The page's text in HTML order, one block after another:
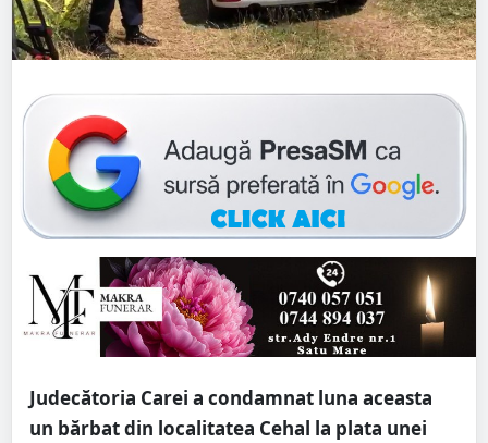
Judecătoria Carei a condamnat luna aceasta
un bărbat din localitatea Cehal la plata unei